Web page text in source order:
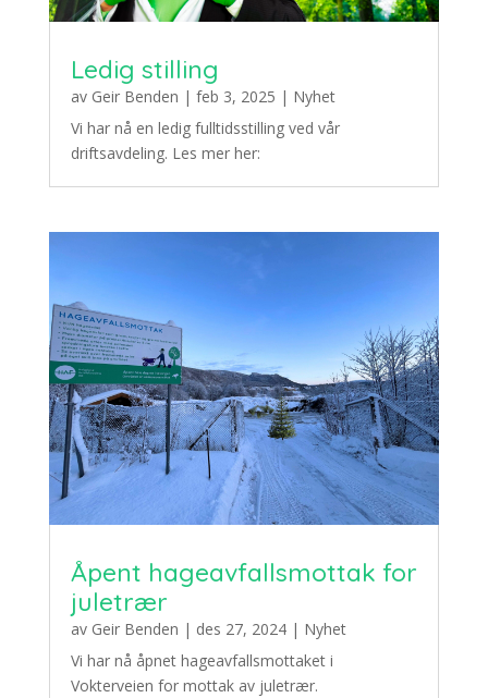
Ledig stilling
av Geir Benden | feb 3, 2025 | Nyhet
Vi har nå en ledig fulltidsstilling ved vår
driftsavdeling. Les mer her:
Åpent hageavfallsmottak for
juletrær
av Geir Benden | des 27, 2024| Nyhet
Vi har nå åpnet hageavfallsmottaket i
Vokterveien for mottak av juletrær.